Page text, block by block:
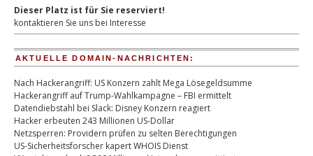
Dieser Platz ist für Sie reserviert!
kontaktieren Sie uns bei Interesse
AKTUELLE DOMAIN-NACHRICHTEN:
Nach Hackerangriff: US Konzern zahlt Mega Lösegeldsumme
Hackerangriff auf Trump-Wahlkampagne – FBI ermittelt
Datendiebstahl bei Slack: Disney Konzern reagiert
Hacker erbeuten 243 Millionen US-Dollar
Netzsperren: Providern prüfen zu selten Berechtigungen
US-Sicherheitsforscher kapert WHOIS Dienst